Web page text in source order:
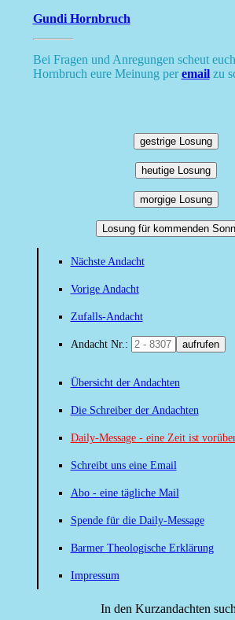
Gundi Hornbruch
Bei Fragen und Anregungen scheut
Hornbruch eure Meinung peremailzu
gestrige Losung
heutige Losung
morgige Losung
Losung für kommenden
Nächste Andacht
Vorige Andacht
Zufalls-Andacht
Andacht Nr.: aufrufen
Übersicht der Andachten
Die Schreiber der Andachten
Daily-Message - eine Zeit ist
Schreibt uns eine Email
Abo - eine tägliche Mail
Spende für die Daily-Message
Barmer Theologische Erklärung
Impressum
In den Kurzandachten